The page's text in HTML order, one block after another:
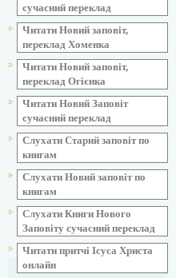
сучасний переклад
Читати Новий заповіт,
переклад Хоменка
Читати Новий заповіт,
переклад Огієнка
Читати Новий Заповіт
сучасний переклад
Слухати Старий заповіт по
книгам
Слухати Новий заповіт по
книгам
Слухати Книги Нового
Заповіту сучасний переклад
Читати притчі Ісуса Христа
онлайн